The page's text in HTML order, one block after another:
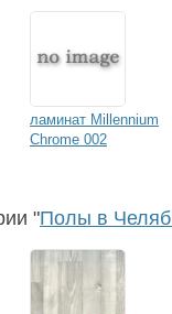
ламинат Millennium
Chrome 002
"Полы в